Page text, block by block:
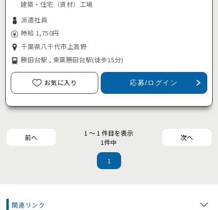
建築・住宅（資材）工場
派遣社員
時給 1,750円
千葉県八千代市上高野
勝田台駅 , 東葉勝田台駅(徒歩15分)
お気に入り 応募/ログイン
前へ
1 ～ 1 件目を表示
1件中
次へ
1
関連リンク